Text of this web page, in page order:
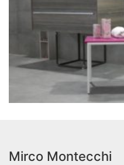
Mirco Montecchi